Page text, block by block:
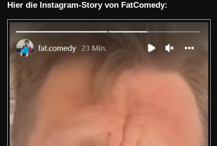
Hier die Instagram-Story von FatComedy: